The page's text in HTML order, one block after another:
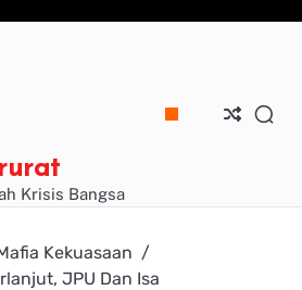
Krisis Bangsa
Kekuasaan
JPU Dan Isa